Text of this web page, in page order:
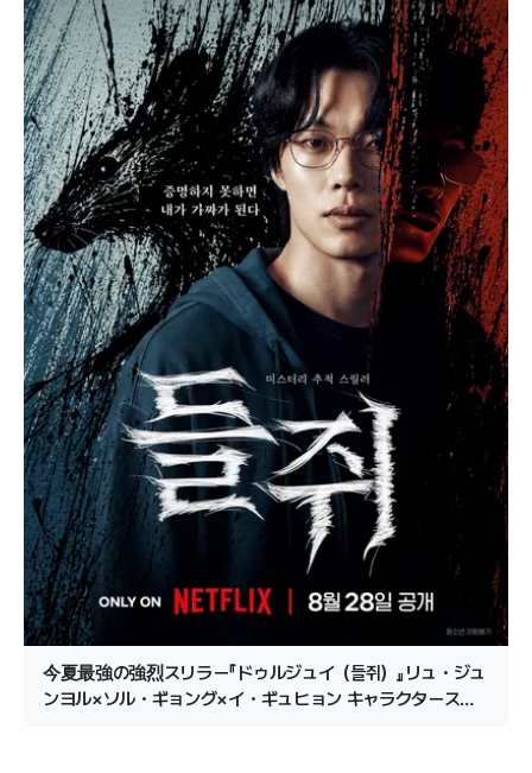
今夏最強の強烈スリラー『ドゥルジュイ（들쥐）』リュ・ジュ
ンヨル×ソル・ギョング×イ・ギュヒョン キャラクタースチ